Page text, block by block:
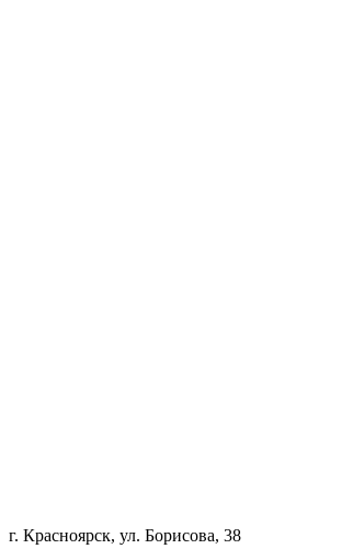
г. Красноярск, ул. Борисова, 38